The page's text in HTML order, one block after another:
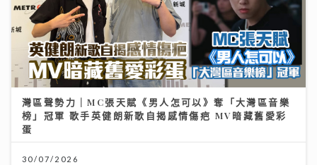
灣區聲勢力｜MC張天賦《男人怎可以》奪「大灣區音樂
榜」冠軍 歌手英健朗新歌自揭感情傷疤 MV暗藏舊愛彩
蛋
30/07/2026